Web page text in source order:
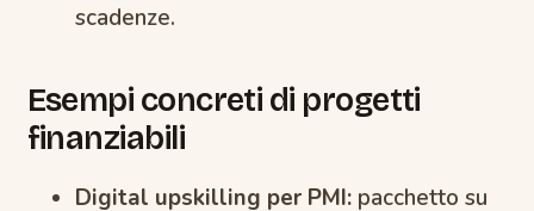
scadenze.
Esempi concreti di progetti
finanziabili
Digital upskilling per PMI: pacchetto su